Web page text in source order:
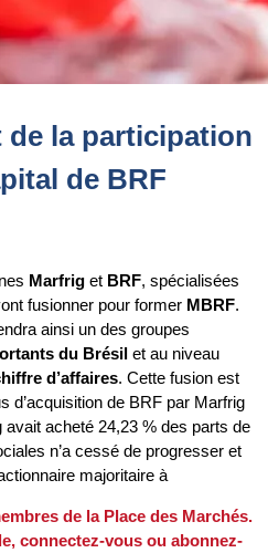
la participation
de BRF
Marfrig et BRF, spécialisées
fusionner pour former MBRF.
ainsi un des groupes
du Brésil et au niveau
d’affaires. Cette fusion est
d’acquisition de BRF par Marfrig
acheté 24,23 % des parts de
n’a cessé de progresser et
majoritaire à
de la Place des Marchés.
connectez-vous ou abonnez-